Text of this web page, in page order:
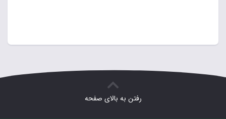
رفتن به بالای صفحه